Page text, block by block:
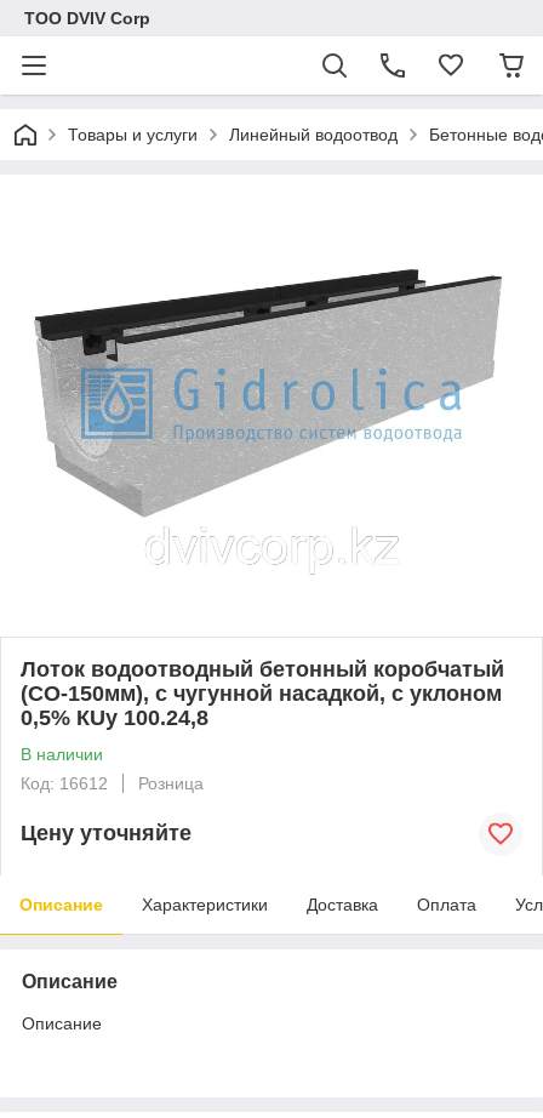
ТОО DVIV Corp
Товары и услуги Линейный водоотвод Бетонные
Лоток водоотводный бетонный коробчатый
(СО-150мм), с чугунной насадкой, с уклоном
0,5% КUу 100.24,8
В наличии
Код: 16612
Розница
Цену уточняйте
Описание Характеристики Доставка Оплата
Описание
Описание